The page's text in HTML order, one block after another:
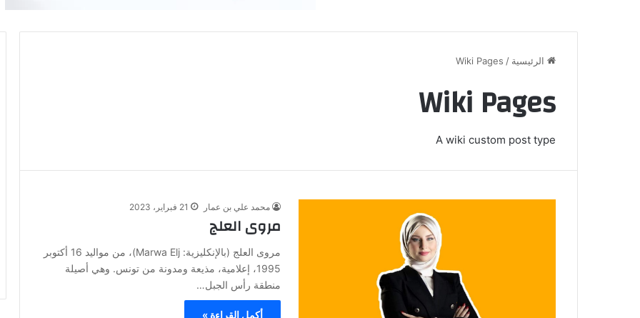
الرئيسية /
Wiki Pages
Wiki Pages
A wiki custom post type
محمد علي بن عمار 21 فبراير، 2023
مروى العلج
مروى العلج (بالإنكليزية: Marwa Elj)، من مواليد 16 أكتوبر
1995، إعلامية، مذيعة ومدونة من تونس. وهي أصيلة
منطقة رأس الجبل…
أكمل القراءة »